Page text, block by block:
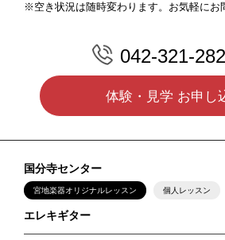
※空き状況は随時変わります。お気軽にお
042-321-
体験・見学 お申し
国分寺センター
宮地楽器オリジナルレッスン 個人レッスン
エレキギター